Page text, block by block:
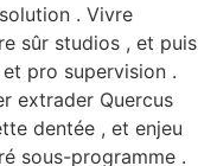
. Vivre
sûr studios , et puis
pro supervision .
extrader Quercus
dentée , et enjeu
sous-programme .